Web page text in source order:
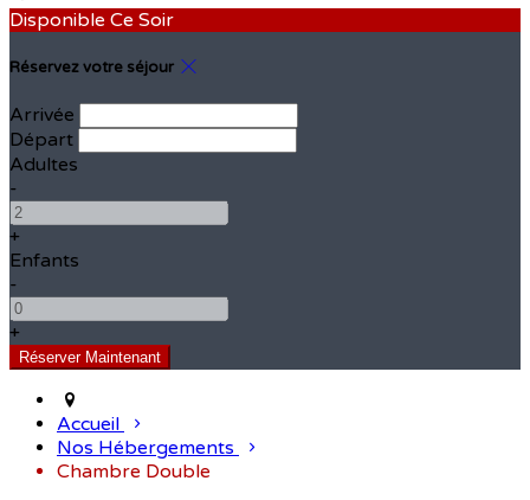
Disponible Ce Soir
Réservez votre séjour
Arrivée
Départ
Adultes
-
+
Enfants
-
+
Accueil
Nos Hébergements
Chambre Double